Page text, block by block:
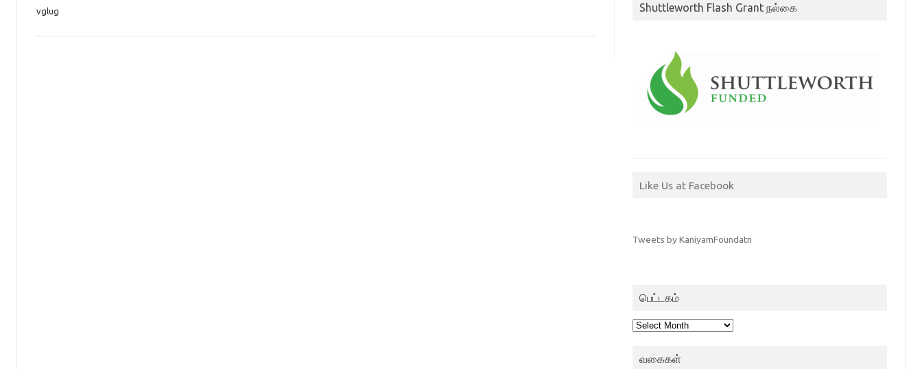
vglug
Shuttleworth Flash Grant நல்கை
Like Us at Facebook
Tweets by KaniyamFoundatn
பெட்டகம்
பெட்டகம்
வகைகள்